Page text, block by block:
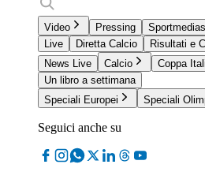
Video Pressing
Live
Diretta Calcio
Risultati e
News Live
Calcio Coppa
Un libro a settimana
Speciali Europei
Speciali
Seguici anche su